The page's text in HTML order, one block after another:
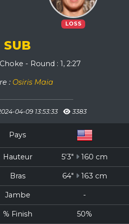
LOSS
SUB
- Round : 1, 2:27
: Osiris Maia
04-09 13:53:33 3383
Pays
Hauteur 5'3" 160 cm
Bras 64" 163 cm
Jambe -
% Finish 50%